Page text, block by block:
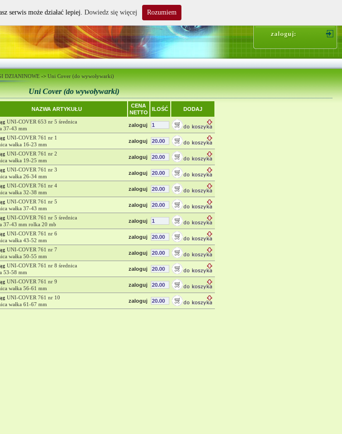
DZIANINOWE -> Uni Cover (do wywoływarki)
Uni Cover (do wywoływarki)
NAZWA ARTYKUŁU
CENA
NETTO
ILOŚĆ DODAJ
UNI-COVER 653 nr 5 średnica
37-43 mm
zaloguj
UNI-COVER 761 nr 1
wałka 16-23 mm
zaloguj
UNI-COVER 761 nr 2
wałka 19-25 mm
zaloguj
UNI-COVER 761 nr 3
wałka 26-34 mm
zaloguj
UNI-COVER 761 nr 4
wałka 32-38 mm
zaloguj
UNI-COVER 761 nr 5
wałka 37-43 mm
zaloguj
UNI-COVER 761 nr 5 średnica
37-43 mm rolka 20 mb
zaloguj
UNI-COVER 761 nr 6
wałka 43-52 mm
zaloguj
UNI-COVER 761 nr 7
wałka 50-55 mm
zaloguj
UNI-COVER 761 nr 8 średnica
53-58 mm
zaloguj
UNI-COVER 761 nr 9
wałka 56-61 mm
zaloguj
UNI-COVER 761 nr 10
wałka 61-67 mm
zaloguj
serwis może działać lepiej. Dowiedz się więcej Rozumiem